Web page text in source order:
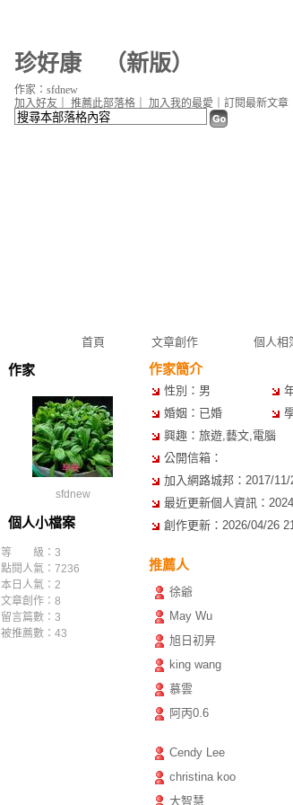
珍好康 （新版）
首頁 文章創作 個人相
加入好友 推薦此部落格 加入我的最愛 訂閱最新文章
作家：sfdnew
作家
sfdnew
個人小檔案
等 級：3
點閱人氣：7236
本日人氣：2
文章創作：8
留言篇數：3
被推薦數： 43
作家簡介
性別：男
婚姻：已婚
興趣：旅遊,藝文,電腦
公開信箱：
加入網路城邦：2017/11/
最近更新個人資訊：
創作更新：2026/04/26
推薦人
徐爺
May Wu
旭日初昇
king wang
慕雲
阿丙0.6
Cendy Lee
christina koo
大智慧